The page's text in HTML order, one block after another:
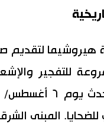
هيروشيما لتقديم
للتفجير
للضحايا. المبنى